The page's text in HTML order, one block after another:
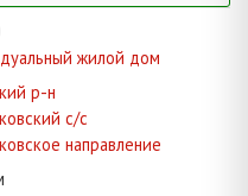
жилой дом
р-н
с/с
направление